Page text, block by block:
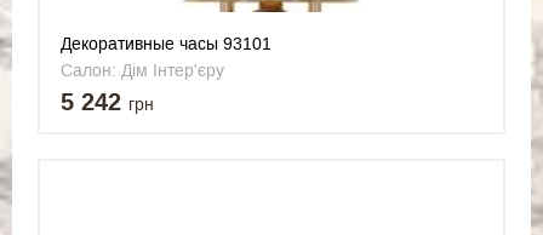
Декоративные часы 93101
Салон: Дім Інтер'єру
5 242 грн